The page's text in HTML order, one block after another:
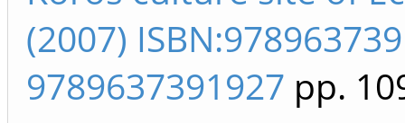
(2007)
9789637391927 pp.